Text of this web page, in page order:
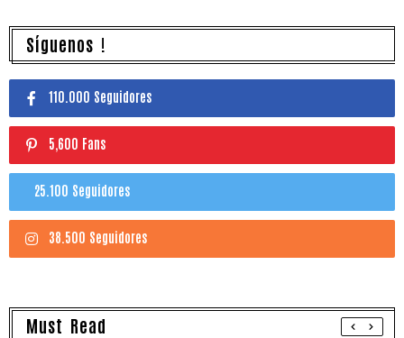
Síguenos !
110.000 Seguidores
5,600 Fans
25.100 Seguidores
38.500 Seguidores
Must Read